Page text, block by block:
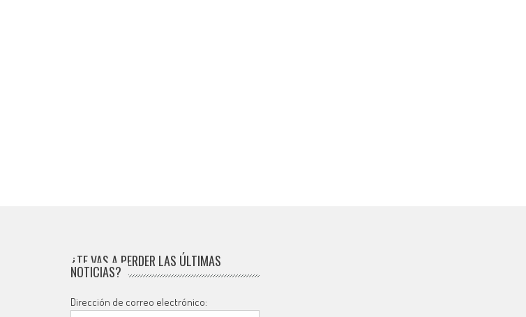
¿TE VAS A PERDER LAS ÚLTIMAS
NOTICIAS?
Dirección de correo electrónico: